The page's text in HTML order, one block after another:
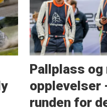
Pallplass og
opplevelser
runden for